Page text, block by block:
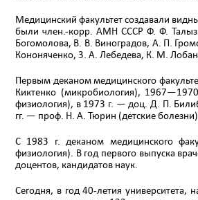
Медицинский факультет создавали
были член.-корр. АМН СССР Ф. Ф.
Богомолова, В. В. Виноградов, А. П.
Кононяченко, 3. А. Лебедева, К. М.
Первым деканом медицинского
Киктенко (микробиология),
физиология), в 1973 г. — доц. Д. П.
гг. — проф. Н. А. Тюрин (детские болезни).
С 1983 г. деканом медицинского
физиология). В год первого выпуска
доцентов, кандидатов наук.
Сегодня, в год 40-летия университета,